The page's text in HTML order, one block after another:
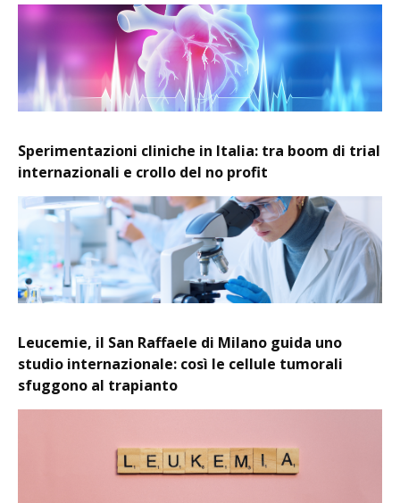
Sperimentazioni cliniche in Italia: tra boom di trial
internazionali e crollo del no profit
Leucemie, il San Raffaele di Milano guida uno
studio internazionale: così le cellule tumorali
sfuggono al trapianto